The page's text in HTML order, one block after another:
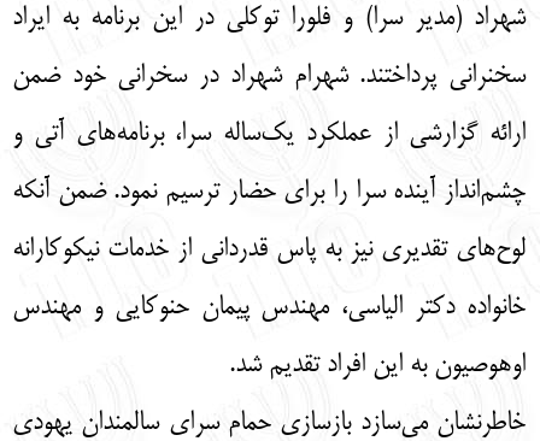
شهراد (مدیر سرا) و فلورا توکلی در این برنامه به ایراد
سخنرانی پرداختند. شهرام شهراد در سخرانی خود ضمن
ارائه گزارشی از عملکرد یک‌ساله سرا، برنامه‌های آتی و
چشم‌انداز آینده سرا را برای حضار ترسیم نمود. ضمن آنکه
لوح‌های تقدیری نیز به پاس قدردانی از خدمات نیکوکارانه
خانواده دکتر الیاسی، مهندس پیمان حنوکایی و مهندس
اوهوصیون به این افراد تقدیم شد.
خاطرنشان می‌سازد بازسازی حمام سرای سالمندان یهودی